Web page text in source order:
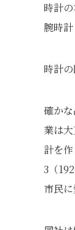
時計
腕時計
時計
確か
業は
計を
3（
市民